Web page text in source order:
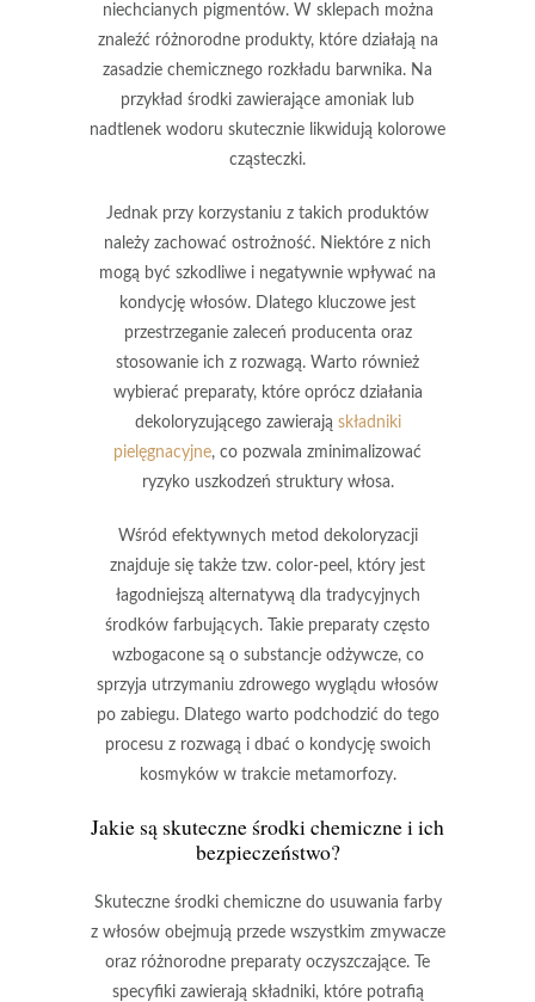
niechcianych pigmentów. W sklepach można
znaleźć różnorodne produkty, które działają na
zasadzie chemicznego rozkładu barwnika. Na
przykład środki zawierające amoniak lub
nadtlenek wodoru skutecznie likwidują kolorowe
cząsteczki.
Jednak przy korzystaniu z takich produktów
należy zachować ostrożność. Niektóre z nich
mogą być szkodliwe i negatywnie wpływać na
kondycję włosów. Dlatego kluczowe jest
przestrzeganie zaleceń producenta oraz
stosowanie ich z rozwagą. Warto również
wybierać preparaty, które oprócz działania
dekoloryzującego zawierają składniki
pielęgnacyjne, co pozwala zminimalizować
ryzyko uszkodzeń struktury włosa.
Wśród efektywnych metod dekoloryzacji
znajduje się także tzw. color-peel , który jest
łagodniejszą alternatywą dla tradycyjnych
środków farbujących. Takie preparaty często
wzbogacone są o substancje odżywcze, co
sprzyja utrzymaniu zdrowego wyglądu włosów
po zabiegu. Dlatego warto podchodzić do tego
procesu z rozwagą i dbać o kondycję swoich
kosmyków w trakcie metamorfozy.
Jakie są skuteczne środki chemiczne i ich
bezpieczeństwo?
Skuteczne środki chemicznedo usuwania farby
z włosów obejmują przede wszystkim zmywacze
oraz różnorodne preparaty oczyszczające. Te
specyfiki zawierają składniki, które potrafią